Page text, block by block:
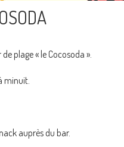
plage « le Cocosoda ».
minuit.
auprès du bar.